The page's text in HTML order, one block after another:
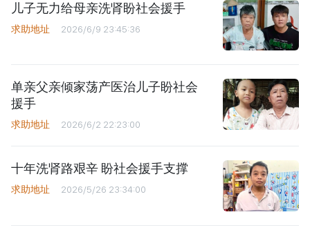
儿子无力给母亲洗肾盼社会援手
求助地址 2026/6/9 23:45:36
单亲父亲倾家荡产医治儿子盼社会
援手
求助地址 2026/6/2 22:23:00
十年洗肾路艰辛 盼社会援手支撑
求助地址 2026/5/26 23:34:00